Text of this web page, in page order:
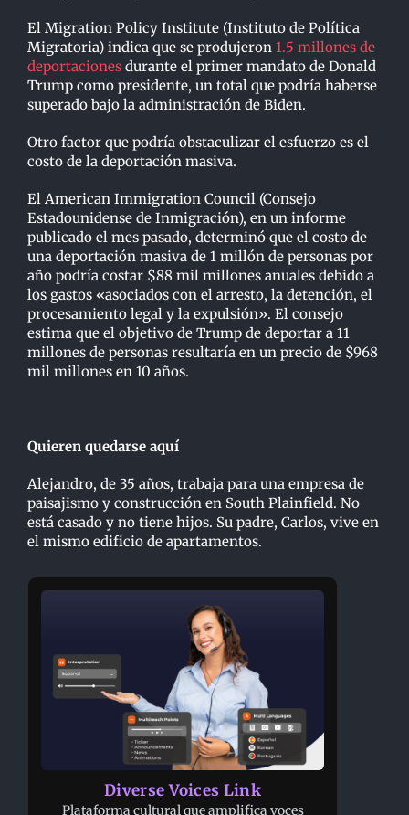
El Migration Policy Institute (Instituto de Política
Migratoria) indica que se produjeron 1.5 millones de
deportaciones durante el primer mandato de Donald
Trump como presidente, un total que podría haberse
superado bajo la administración de Biden.
Otro factor que podría obstaculizar el esfuerzo es el
costo de la deportación masiva.
El American Immigration Council (Consejo
Estadounidense de Inmigración), en un informe
publicado el mes pasado, determinó que el costo de
una deportación masiva de 1 millón de personas por
año podría costar $88 mil millones anuales debido a
los gastos «asociados con el arresto, la detención, el
procesamiento legal y la expulsión». El consejo
estima que el objetivo de Trump de deportar a 11
millones de personas resultaría en un precio de $968
mil millones en 10 años.
Quieren quedarse aquí
Alejandro, de 35 años, trabaja para una empresa de
paisajismo y construcción en South Plainfield. No
está casado y no tiene hijos. Su padre, Carlos, vive en
el mismo edificio de apartamentos.
Diverse Voices Link
Plataforma cultural que amplifica voces